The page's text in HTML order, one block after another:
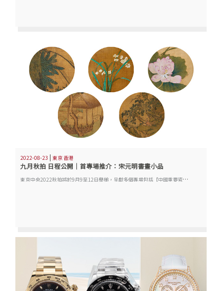
2022-08-23 |東京 香港
九月秋拍 日程公開｜首專場推介：宋元明書畫小品
東
京中央2022秋拍將於9月9至12日舉槌，呈獻多個專場包括【中國重要瓷器藝術品珍藏】、【中國近現代書畫專場】、【華彩神藝 錦繡天工—某藏家藏清代服飾專場】、【古玩珍藏】、【當代藝術潮玩】、【瑰麗珠寶】、【珍稀佳釀】、【品味古巴】等，臻品薈萃，切勿錯過！電子圖錄亦已火熱上線，大家可到小程序瀏覽更多珍品！